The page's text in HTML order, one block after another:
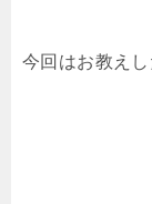
今回はお教えし